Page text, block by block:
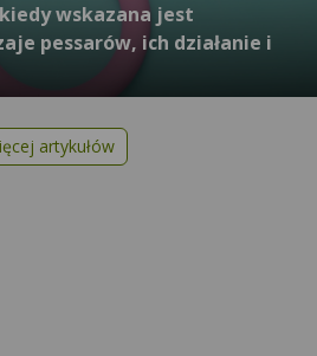
wskazana jest
pessarów, ich działanie i
artykułów